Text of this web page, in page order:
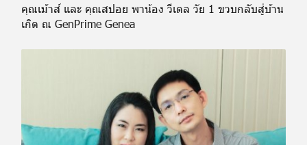
คุณเม้าส์ และ คุณสปอย พาน้อง วีเดล วัย 1 ขวบกลับสู่บ้าน
เกิด ณ GenPrime Genea